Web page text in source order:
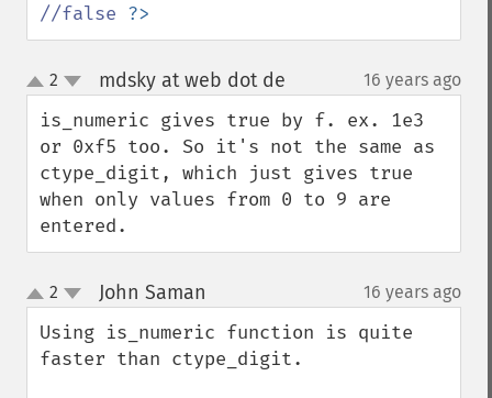
//false ?>
up
down
2 mdsky at web dot de 16 years ago
is_numeric gives true by f. ex. 1e3
or 0xf5 too. So it's not the same as
ctype_digit, which just gives true
when only values from 0 to 9 are
entered.
up
down
2 John Saman 16 years ago
Using is_numeric function is quite
faster than ctype_digit.